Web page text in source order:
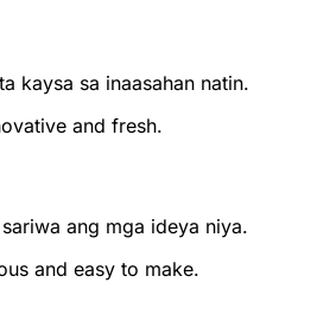
kaysa sa inaasahan natin.
and fresh.
ang mga ideya niya.
and easy to make.